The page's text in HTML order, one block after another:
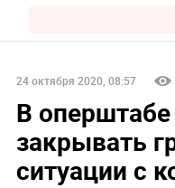
24 октября 2020, 08:57
В
закрывать
ситуации с